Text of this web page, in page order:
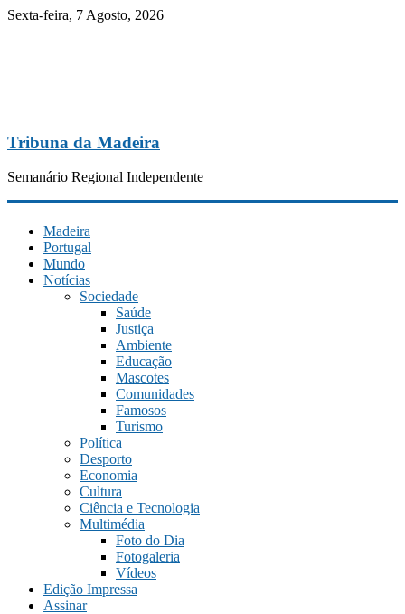
Sexta-feira, 7 Agosto, 2026
Tribuna da Madeira
Semanário Regional Independente
Madeira
Portugal
Mundo
Notícias
Sociedade
Saúde
Justiça
Ambiente
Educação
Mascotes
Comunidades
Famosos
Turismo
Política
Desporto
Economia
Cultura
Ciência e Tecnologia
Multimédia
Foto do Dia
Fotogaleria
Vídeos
Edição Impressa
Assinar